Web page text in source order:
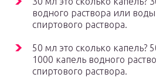
водного раствора или
спиртового раствора.
50 мл это сколько
1000 капель водного
спиртового раствора.